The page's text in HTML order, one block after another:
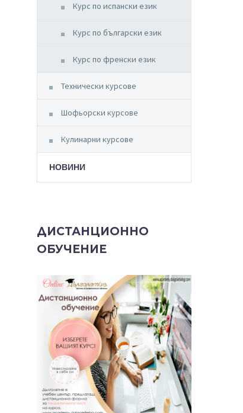
Курс по испански език
Курс по български език
Курс по френски език
Технически курсове
Шофьорски курсове
Кулинарни курсове
НОВИНИ
ДИСТАНЦИОННО
ОБУЧЕНИЕ